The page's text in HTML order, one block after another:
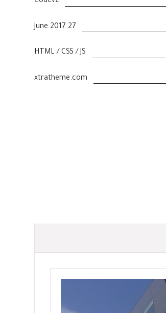
27 June 2017
HTML / CSS / JS
xtratheme.com